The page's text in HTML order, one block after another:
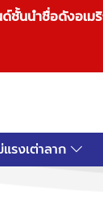
นนำชื่อดังอเ
รงเต่าลาก